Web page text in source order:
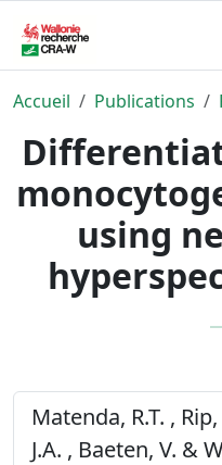
Accueil Publications
using
Matenda, R.T. ,
J.A. , Baeten, V. &